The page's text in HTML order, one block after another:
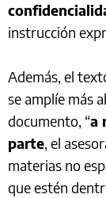
instrucción
Además, el
se amplíe más
documento, “a
parte, el
materias no
que estén